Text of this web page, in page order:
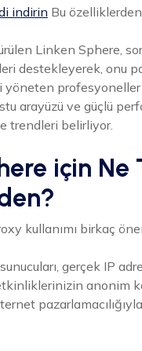
indirin Bu
Linken Sphere,
destekleyerek, onu
arayüzü ve güçlü
trendleri belirliyor.
için Ne
kullanımı birkaç
gerçek IP
anonim